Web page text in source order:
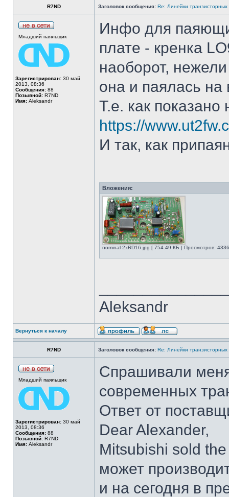
R7ND Заголовок сообщения: Re: Линейки
Младший паяльщик
Зарегистрирован: 30 май
2013, 08:36
Сообщения: 88
Позывной: R7ND
Имя: Aleksandr
Инфо для
плате - кренка
наоборот, нежели
она и паялась
Т.е. как
https://
И так, как
Вложения:
nominal-2xRD16.jpg [ 754.49 КБ | Просмотров:
Aleksandr
Вернуться к началу
R7ND Заголовок сообщения: Re: Линейки
Младший паяльщик
Зарегистрирован: 30 май
2013, 08:36
Сообщения: 88
Позывной: R7ND
Имя: Aleksandr
Спрашивали
современных
Ответ от
Dear Alexander,
Mitsubishi sold
может
и на сегодня в